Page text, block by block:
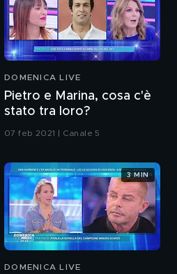
DOMENICA LIVE
Pietro e Marina, cosa c'è
stato tra loro?
07 feb 2021 | Canale 5
DOMENICA LIVE
3 MIN